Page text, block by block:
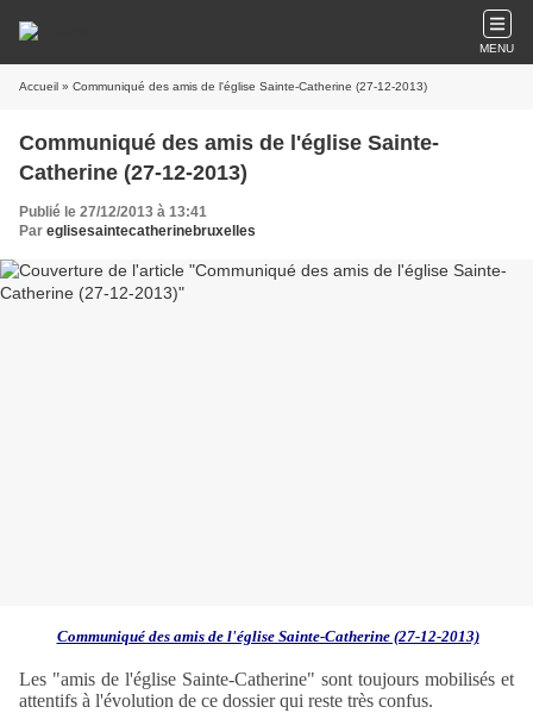
MENU
Accueil » Communiqué des amis de l'église Sainte-Catherine (27-12-2013)
Communiqué des amis de l'église Sainte-
Catherine (27-12-2013)
Publié le 27/12/2013 à 13:41
Par eglisesaintecatherinebruxelles
Communiqué des amis de l'église Sainte-Catherine (27-12-2013)
Les "amis de l'église Sainte-Catherine" sont toujours mobilisés et
attentifs à l'évolution de ce dossier qui reste très confus.